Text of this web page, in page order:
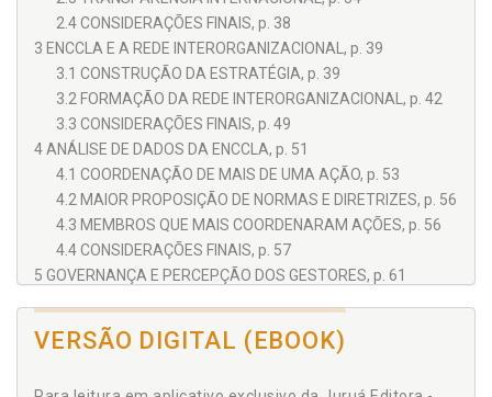
2.4 CONSIDERAÇÕES FINAIS, p. 38
3 ENCCLA E A REDE INTERORGANIZACIONAL, p. 39
3.1 CONSTRUÇÃO DA ESTRATÉGIA, p. 39
3.2 FORMAÇÃO DA REDE INTERORGANIZACIONAL, p. 42
3.3 CONSIDERAÇÕES FINAIS, p. 49
4 ANÁLISE DE DADOS DA ENCCLA, p. 51
4.1 COORDENAÇÃO DE MAIS DE UMA AÇÃO, p. 53
4.2 MAIOR PROPOSIÇÃO DE NORMAS E DIRETRIZES, p. 56
4.3 MEMBROS QUE MAIS COORDENARAM AÇÕES, p. 56
4.4 CONSIDERAÇÕES FINAIS, p. 57
5 GOVERNANÇA E PERCEPÇÃO DOS GESTORES, p. 61
5.1.1 Conselho de Controle de Atividades Financeiras,
p. 65
VERSÃO DIGITAL (EBOOK)